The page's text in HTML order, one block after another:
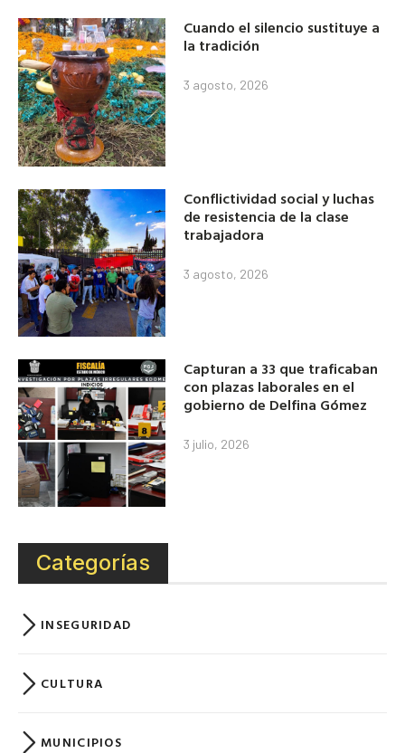
Cuando el silencio sustituye a
la tradición
3 agosto, 2026
Conflictividad social y luchas
de resistencia de la clase
trabajadora
3 agosto, 2026
Capturan a 33 que traficaban
con plazas laborales en el
gobierno de Delfina Gómez
3 julio, 2026
Categorías
INSEGURIDAD
CULTURA
MUNICIPIOS